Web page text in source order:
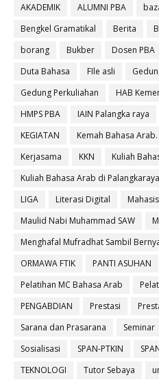
AKADEMIK ALUMNI PBA
Bengkel Gramatikal
Berita
borang
Bukber Dosen PBA
Duta Bahasa
FIle asli
Gedung Perkuliahan
HAB
HMPS PBA
IAIN Palangka raya
KEGIATAN
Kemah Bahasa Arab.
Kerjasama
KKN
Kuliah
Kuliah Bahasa Arab di Palangkaraya
LIGA
Literasi Digital
Maulid Nabi Muhammad SAW
Menghafal Mufradhat Sambil
ORMAWA FTIK
PANTI ASUHAN
Pelatihan MC Bahasa Arab
PENGABDIAN
Prestasi
Sarana dan Prasarana
Seminar
Sosialisasi
SPAN-PTKIN
TEKNOLOGI
Tutor Sebaya